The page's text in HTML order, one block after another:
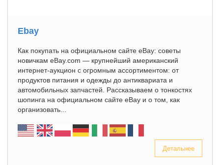
Ebay
Как покупать на официальном сайте eBay: советы
новичкам eBay.com — крупнейший американский
интернет-аукцион с огромным ассортиментом: от
продуктов питания и одежды до антиквариата и
автомобильных запчастей. Рассказываем о тонкостях
шопинга на официальном сайте eBay и о том, как
организовать...
Детальнее